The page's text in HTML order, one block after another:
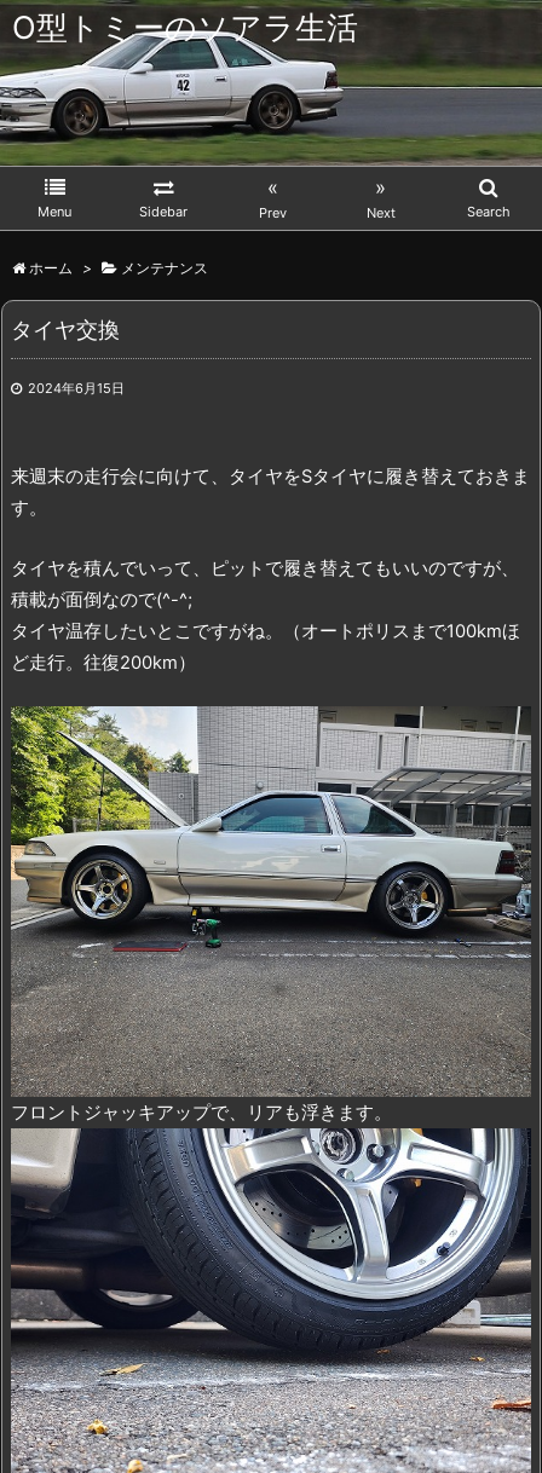
O型トミーのソアラ生活
Menu Sidebar
«
Prev
»
Next Search
ホーム > メンテナンス
タイヤ交換
2024年6月15日
来週末の走行会に向けて、タイヤをSタイヤに履き替えておきま
す。
タイヤを積んでいって、ピットで履き替えてもいいのですが、
積載が面倒なので(^-^;
タイヤ温存したいとこですがね。（オートポリスまで100kmほ
ど走行。往復200km）
フロントジャッキアップで、リアも浮きます。